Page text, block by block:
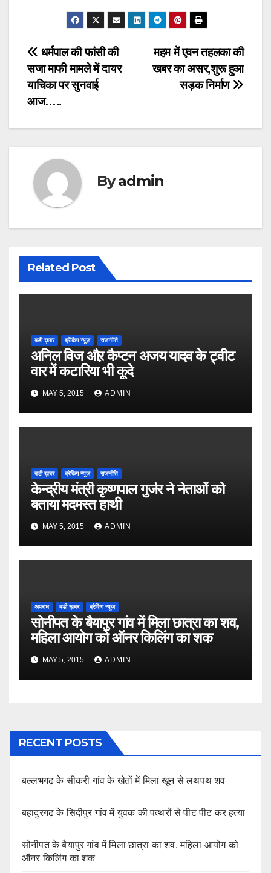
Post
navigation
महम में एवन तहलका की
खबर का असर,शुरू हुआ
सड़क निर्माण
धर्मपाल की फांसी की
सजा माफी मामले में दायर
याचिका पर सुनवाई
आज…..
Byadmin
Related Post
बडी ख़बर ब्रेकिंग न्यूज़ राजनीति
अनिल विज औऱ कैप्टन अजय यादव के ट्वीट
वार में कटारिया भी कूदे
MAY 5, 2015 ADMIN
बडी ख़बर ब्रेकिंग न्यूज़ राजनीति
केन्द्रीय मंत्री कृष्णपाल गुर्जर ने नेताओं को
बताया मदमस्त हाथी
MAY 5, 2015 ADMIN
अपराध बडी ख़बर ब्रेकिंग न्यूज़
सोनीपत के बैयापुर गांव में मिला छात्रा का शव,
महिला आयोग को ऑनर किलिंग का शक
MAY 5, 2015 ADMIN
RECENT POSTS
बल्लभगढ़ के सीकरी गांव के खेतों में मिला खून से लथपथ शव
बहादुरगढ़ के सिदीपुर गांव में युवक की पत्थरों से पीट पीट कर हत्या
सोनीपत के बैयापुर गांव में मिला छात्रा का शव, महिला आयोग को
ऑनर किलिंग का शक